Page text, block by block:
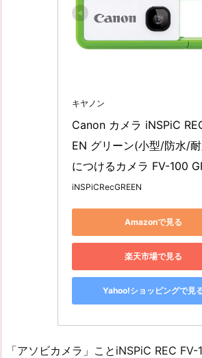
キヤノン
Canon カメラ iNSPiC
EN グリーン(小型/防水/
につけるカメラ FV-100
iNSPiCRecGREEN
Amazonで見る
楽天市場で見る
Yahoo!ショッピングで見
「アソビカメラ」ことiNSPiC REC